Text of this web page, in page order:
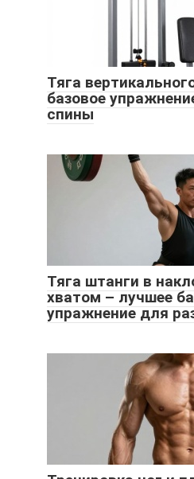
Тяга
базовое
спины
Тяга штанги в
хватом – лучшее
упражнение для